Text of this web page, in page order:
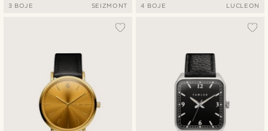
3 BOJE SEIZMONT 4 BOJE LUCLEON